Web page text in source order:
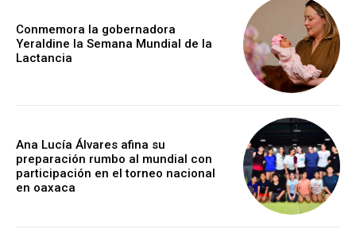
Conmemora la gobernadora
Yeraldine la Semana Mundial de la
Lactancia
Ana Lucía Álvares afina su
preparación rumbo al mundial con
participación en el torneo nacional
en oaxaca